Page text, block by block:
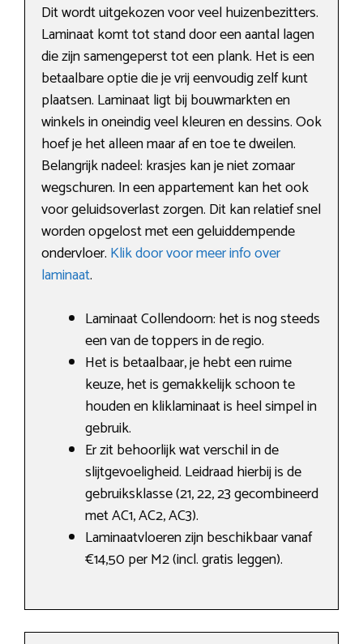
Dit wordt uitgekozen voor veel huizenbezitters.
Laminaat komt tot stand door een aantal lagen
die zijn samengeperst tot een plank. Het is een
betaalbare optie die je vrij eenvoudig zelf kunt
plaatsen. Laminaat ligt bij bouwmarkten en
winkels in oneindig veel kleuren en dessins. Ook
hoef je het alleen maar af en toe te dweilen.
Belangrijk nadeel: krasjes kan je niet zomaar
wegschuren. In een appartement kan het ook
voor geluidsoverlast zorgen. Dit kan relatief snel
worden opgelost met een geluiddempende
ondervloer. Klik door voor meer info over
laminaat.
Laminaat Collendoorn: het is nog steeds
een van de toppers in de regio.
Het is betaalbaar, je hebt een ruime
keuze, het is gemakkelijk schoon te
houden en kliklaminaat is heel simpel in
gebruik.
Er zit behoorlijk wat verschil in de
slijtgevoeligheid. Leidraad hierbij is de
gebruiksklasse (21, 22, 23 gecombineerd
met AC1, AC2, AC3).
Laminaatvloeren zijn beschikbaar vanaf
€14,50 per M2 (incl. gratis leggen).